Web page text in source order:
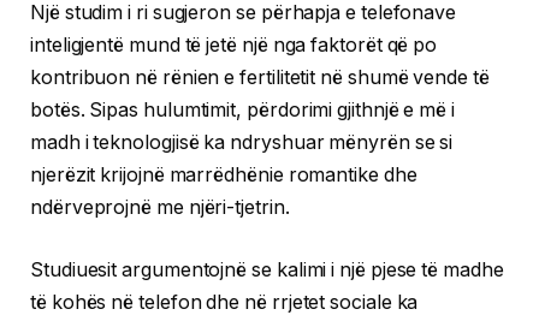
Një studim i ri sugjeron se përhapja e telefonave
inteligjentë mund të jetë një nga faktorët që po
kontribuon në rënien e fertilitetit në shumë vende të
botës. Sipas hulumtimit, përdorimi gjithnjë e më i
madh i teknologjisë ka ndryshuar mënyrën se si
njerëzit krijojnë marrëdhënie romantike dhe
ndërveprojnë me njëri-tjetrin.
Studiuesit argumentojnë se kalimi i një pjese të madhe
të kohës në telefon dhe në rrjetet sociale ka